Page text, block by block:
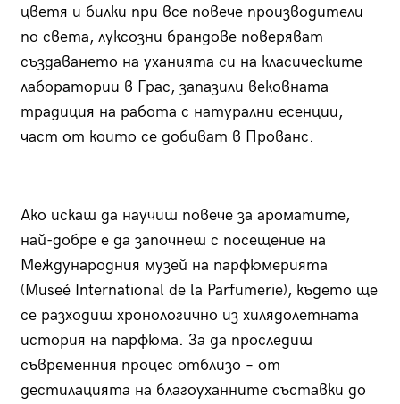
цветя и билки при все повече производители
по света, луксозни брандове поверяват
създаването на уханията си на класическите
лаборатории в Грас, запазили вековната
традиция на работа с натурални есенции,
част от които се добиват в Прованс.
Ако искаш да научиш повече за ароматите,
най-добре е да започнеш с посещение на
Международния музей на парфюмерията
(Museé International de la Parfumerie), където ще
се разходиш хронологично из хилядолетната
история на парфюма. За да проследиш
съвременния процес отблизо – от
дестилацията на благоуханните съставки до